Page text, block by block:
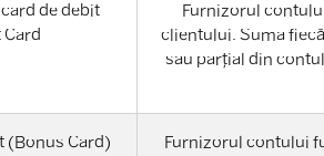
de debit
Card
Furnizorul
clientului. Suma
sau parțial din
(Bonus Card)
Furnizorul contului